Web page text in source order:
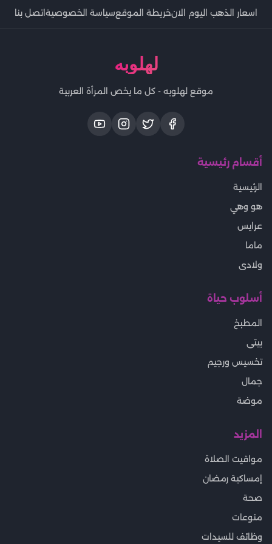
اسعار الذهب اليوم الانخريطة الموقعسياسة الخصوصيةاتصل بنا
لهلوبه
موقع لهلوبه - كل ما يخص المرأة العربية
أقسام رئيسية
الرئيسية
هو وهي
عرايس
ماما
ولادى
أسلوب حياة
المطبخ
بيتى
تخسيس ورجيم
جمال
موضة
المزيد
مواقيت الصلاة
إمساكية رمضان
صحة
منوعات
وظائف للسيدات